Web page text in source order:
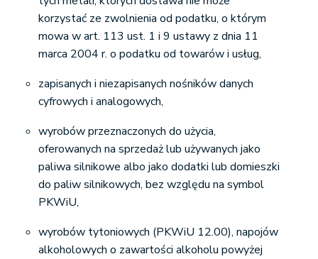
korzystać ze zwolnienia od podatku, o którym
mowa w art. 113 ust. 1 i 9 ustawy z dnia 11
marca 2004 r. o podatku od towarów i usług,
zapisanych i niezapisanych nośników danych
cyfrowych i analogowych,
wyrobów przeznaczonych do użycia,
oferowanych na sprzedaż lub używanych jako
paliwa silnikowe albo jako dodatki lub domieszki
do paliw silnikowych, bez względu na symbol
PKWiU,
wyrobów tytoniowych (PKWiU 12.00), napojów
alkoholowych o zawartości alkoholu powyżej